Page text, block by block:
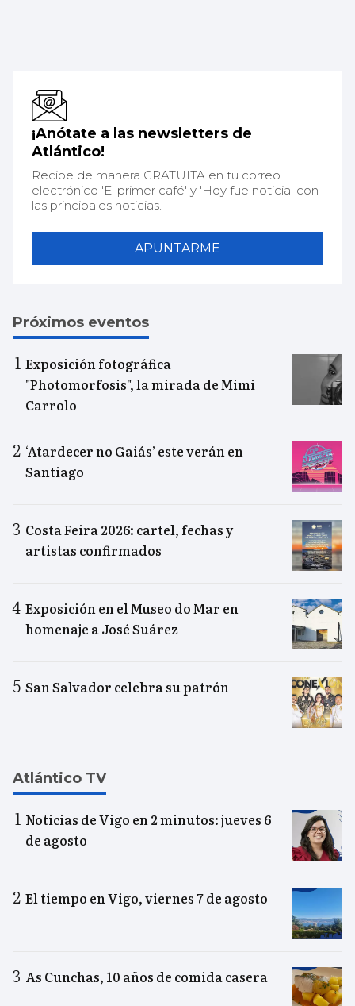
¡Anótate a las newsletters de
Atlántico!
Recibe de manera GRATUITA en tu correo
electrónico 'El primer café' y 'Hoy fue noticia' con
las principales noticias.
APUNTARME
Próximos eventos
Exposición fotográfica
"Photomorfosis", la mirada de Mimi
Carrolo
‘Atardecer no Gaiás’ este verán en
Santiago
Costa Feira 2026: cartel, fechas y
artistas confirmados
Exposición en el Museo do Mar en
homenaje a José Suárez
San Salvador celebra su patrón
Atlántico TV
Noticias de Vigo en 2 minutos: jueves 6
de agosto
El tiempo en Vigo, viernes 7 de agosto
As Cunchas, 10 años de comida casera